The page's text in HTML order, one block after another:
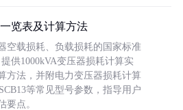
览表及计算方法
空载损耗、负载损耗的国家标准
提供1000kVA变压器损耗计算实
方法，并附电力变压器损耗计算
等常见型号参数，指导用户
要点。